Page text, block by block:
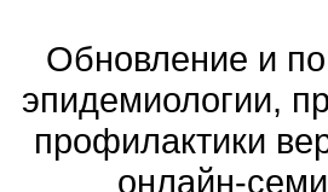
Обновление и
эпидемиологии,
профилактики
онлайн-